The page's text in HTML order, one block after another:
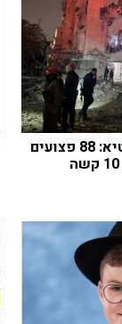
כשל ביירוט: "חץ" החטיא: 88 פצועים